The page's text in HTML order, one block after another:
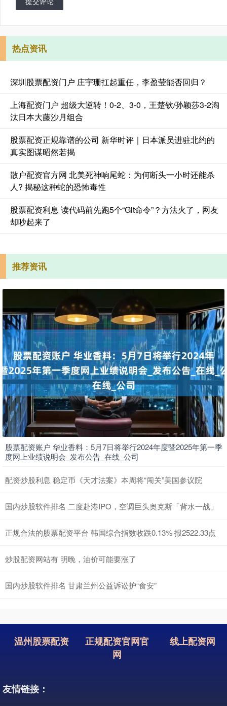
热点资讯
深圳股票配资门户 庄宇珊扛起重任，李盈莹能否回归？
上海配资门户 超级大逆转！0-2、3-0，王楚钦/孙颖莎3-2淘
汰日本大藤沙月组合
股票配资正规靠谱的公司 新华时评｜日本派员进驻北约的
真实图谋昭然若揭
散户配资官方网 北美死神响尾蛇：为何断头一小时还能杀
人? 揭秘这种蛇的恐怖毒性
股票配资利息 读代码前先跑5个“Git命令”？方法火了，网友
却吵起来了
推荐资讯
股票配资账户 华业香料：5月7日将举行2024年度暨2025年第一季
度网上业绩说明会_发布公告_在线_公司
配资炒股利息 稳定币《天才法案》本周将“闯关”美国参议院
国内炒股软件排名 二度赴港IPO，空调巨头奥克斯「背水一战」
正规合法的股票配资平台 韩国综合指数收跌0.13% 报2522.33点
炒股配资网站有 明晚，油价可能要涨了
国内炒股软件排名 甘肃兰州公益诉讼护“食安”
温州股票配资
正规配资官网官
网
线上配资网
友情链接：